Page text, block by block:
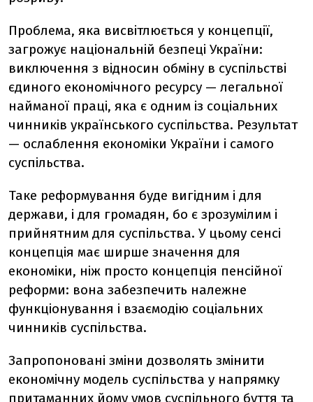
Проблема, яка висвітлюється у концепції,
загрожує національній безпеці України:
виключення з відносин обміну в суспільстві
єдиного економічного ресурсу — легальної
найманої праці, яка є одним із соціальних
чинників українського суспільства. Результат
— ослаблення економіки України і самого
суспільства.
Таке реформування буде вигідним і для
держави, і для громадян, бо є зрозумілим і
прийнятним для суспільства. У цьому сенсі
концепція має ширше значення для
економіки, ніж просто концепція пенсійної
реформи: вона забезпечить належне
функціонування і взаємодію соціальних
чинників суспільства.
Запропоновані зміни дозволять змінити
економічну модель суспільства у напрямку
притаманних йому умов суспільного буття та